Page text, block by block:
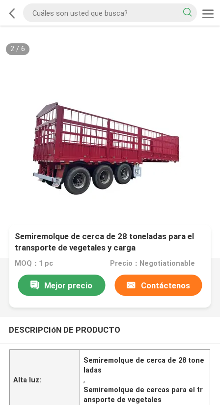
2/ 6
Semiremolque de cerca de 28 toneladas para el
transporte de vegetales y carga
MOQ：1 pc Precio：Negotiationable
Mejor precio Contáctenos
DESCRIPCIóN DE PRODUCTO
Alta luz:
Semiremolque de cerca de 28 tone
ladas
,
Semiremolque de cercas para el tr
ansporte de vegetales